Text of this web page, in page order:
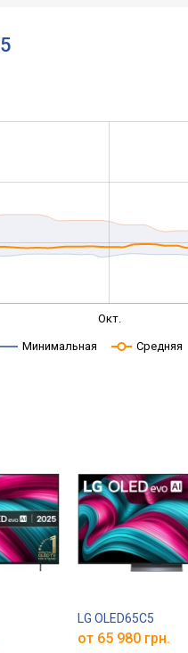
Окт.
Минимальная Средняя
LG OLED65C5
от 65 980 грн.